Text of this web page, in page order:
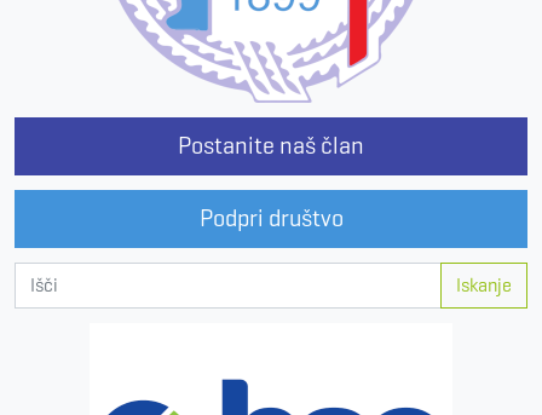
Postanite naš član
Podpri društvo
Iskanje